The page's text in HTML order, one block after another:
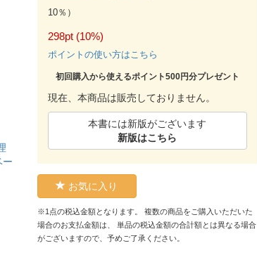
ー
10％）
298pt (10%)
ポイントの使い方はこちら
初回購入から使えるポイント500円分プレゼント
現在、本商品は販売しておりません。
本書には新版がございます
新版はこちら
お気に入り
※1点の税込金額となります。 複数の商品をご購入いただいた
場合のお支払金額は、 単品の税込金額の合計額とは異なる場合
がございますので、予めご了承ください。